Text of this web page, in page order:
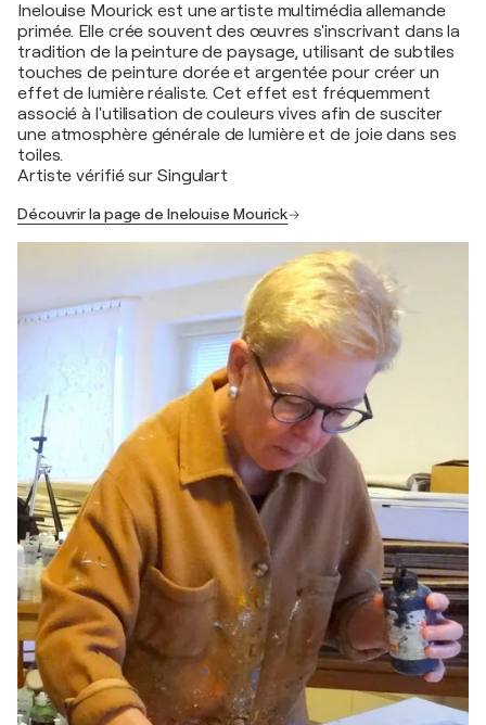
Inelouise Mourick est une artiste multimédia allemande
primée. Elle crée souvent des œuvres s'inscrivant dans la
tradition de la peinture de paysage, utilisant de subtiles
touches de peinture dorée et argentée pour créer un
effet de lumière réaliste. Cet effet est fréquemment
associé à l'utilisation de couleurs vives afin de susciter
une atmosphère générale de lumière et de joie dans ses
toiles.
Artiste vérifié sur Singulart
Découvrir la page de Inelouise Mourick